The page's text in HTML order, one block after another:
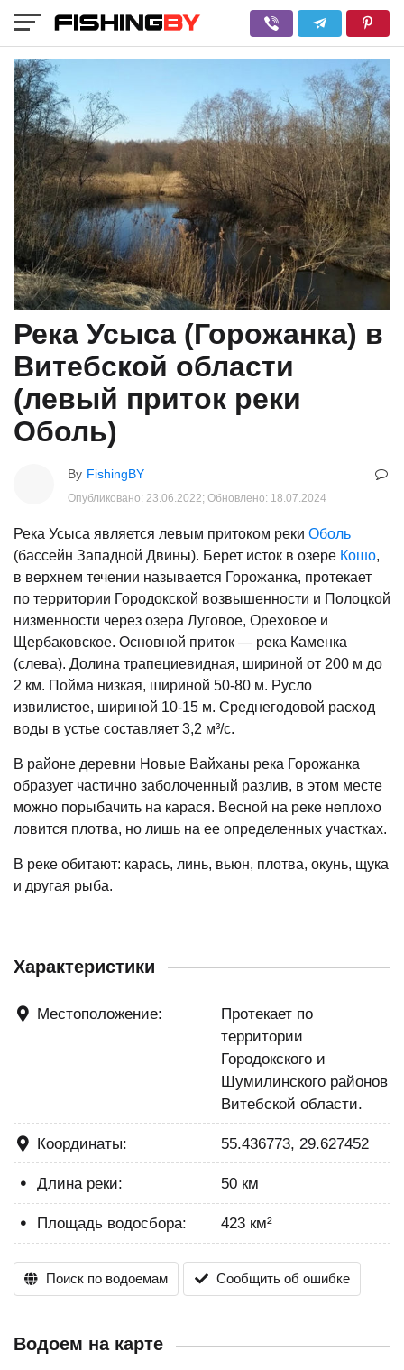
Река Усыса (Горожанка) в
Витебской области
(левый приток реки
Оболь)
By FishingBY
Опубликовано: 23.06.2022; Обновлено: 18.07.2024
Река Усыса является левым притоком реки Оболь
(бассейн Западной Двины). Берет исток в озере Кошо,
в верхнем течении называется Горожанка, протекает
по территории Городокской возвышенности и Полоцкой
низменности через озера Луговое, Ореховое и
Щербаковское. Основной приток — река Каменка
(слева). Долина трапециевидная, шириной от 200 м до
2 км. Пойма низкая, шириной 50-80 м. Русло
извилистое, шириной 10-15 м. Среднегодовой расход
воды в устье составляет 3,2 м³/с.
В районе деревни Новые Вайханы река Горожанка
образует частично заболоченный разлив, в этом месте
можно порыбачить на карася. Весной на реке неплохо
ловится плотва, но лишь на ее определенных участках.
В реке обитают: карась, линь, вьюн, плотва, окунь, щука
и другая рыба.
Характеристики
Местоположение:
Протекает по
территории
Городокского и
Шумилинского районов
Витебской области.
Координаты: 55.436773, 29.627452
Длина реки: 50 км
Площадь водосбора: 423 км²
Поиск по водоемам Сообщить об ошибке
Водоем на карте